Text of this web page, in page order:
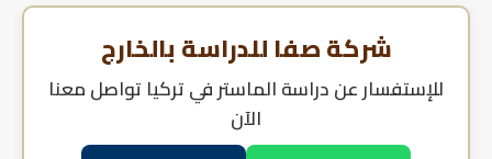
شركة صفا للدراسة بالخارج
للإستفسار عندراسة الماستر في تركيا تواصل معنا
الآن